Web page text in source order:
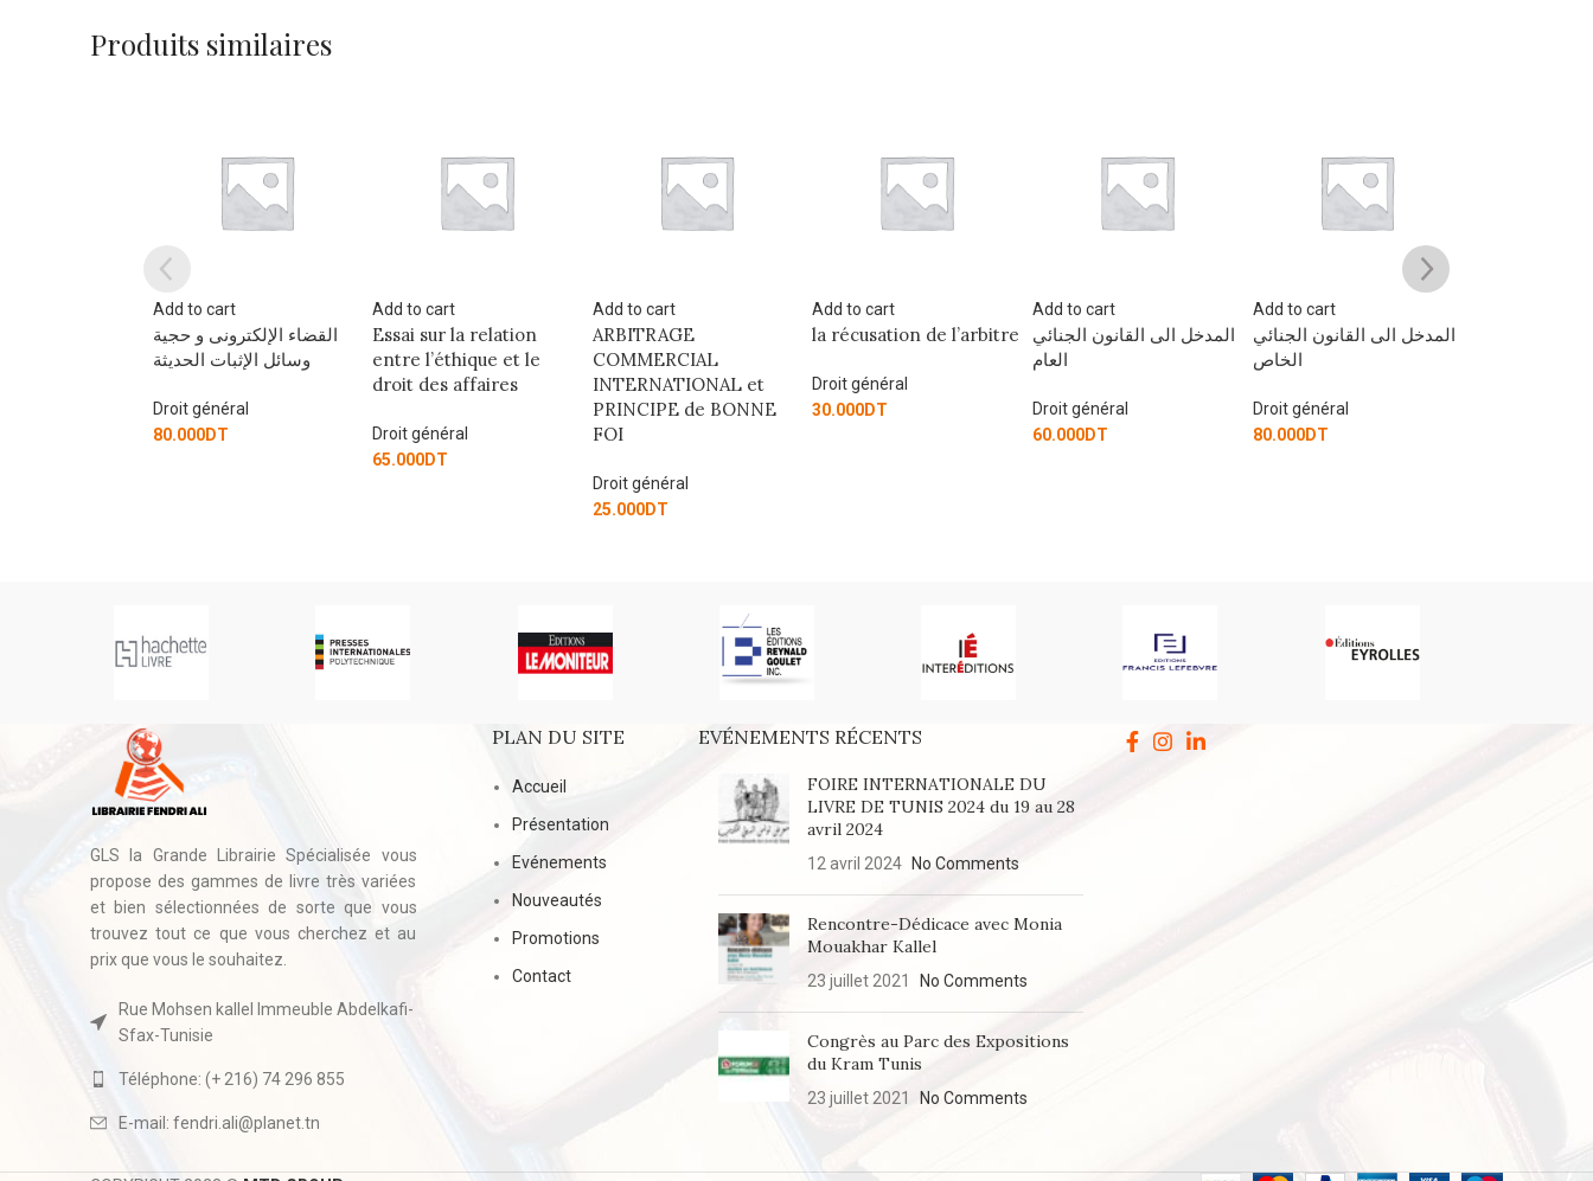
Produits similaires
Add to cart
Essai sur la relation
entre l’éthique et le
Droit général
Add to cart
ARBITRAGE
COMMERCIAL
INTERNATIONAL et
FOI
Add to cart
la récusation de l’arbitre
Droit général
30.000DT
Add to cart
المدخل الى القانون الجنائي
Droit général
Add to cart
المدخل الى القانون الجنائي
الخاص
Droit général
80.000DT
Add to cart
عقود المالية الاسلامية
25.000DT
GLS la Grande Librairie Spécialisée vous
propose des gammes de livre très variées
et bien sélectionnées de sorte que vous
trouvez tout ce que vous cherchez et au
prix que vous le souhaitez.
Rue Mohsen kallel Immeuble Abdelkafi-
Sfax-Tunisie
Téléphone: (+ 216) 74 296 855
E-mail: fendri.ali@planet.tn
PLAN DU SITE
Accueil
Présentation
Evénements
Nouveautés
Promotions
Contact
EVÉNEMENTS RÉCENTS
FOIRE INTERNATIONALE DU
LIVRE DE TUNIS 2024 du 19 au 28
avril 2024
12 avril 2024 No Comments
Rencontre-Dédicace avec Monia
Mouakhar Kallel
23 juillet 2021 No Comments
Congrès au Parc des Expositions
du Kram Tunis
23 juillet 2021 No Comments